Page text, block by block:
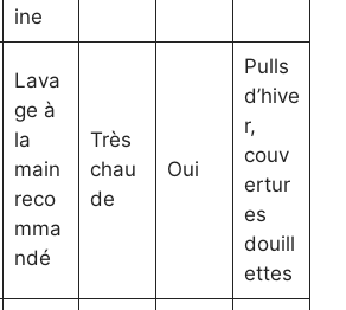
ine
Lava
ge à
la
main
reco
mma
ndé
Très
chau
de
Oui
Pulls
d’hive
r,
couv
ertur
es
douill
ettes